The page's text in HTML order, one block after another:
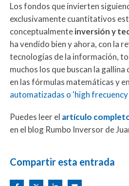
Los fondos que invierten
exclusivamente cuantitativos
conceptualmenteinversión y
ha vendido bien y ahora, con la
tecnologías de la información,
muchos los que buscan la
en las fórmulas matemáticas y
automatizadas o 'high
Puedes leer el artículo
en el blog Rumbo Inversor de
Compartir esta entrada